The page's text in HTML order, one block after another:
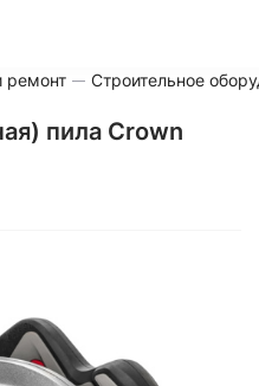
ремонт Строительное
пила Crown